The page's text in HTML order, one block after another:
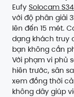
Eufy Solocam
với độ phân giải
lên đến 15 mét.
dạng khách truy
bạn không cần
Với phạm vi phủ
hiên trước, sân
xem đồng thời
không dây giúp